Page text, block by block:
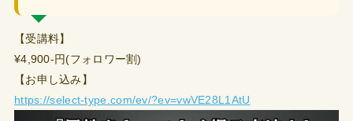
【受講料】
¥4,900-円(フォロワー割)
【お申し込み】
https://select-type.com/ev/?ev=vwVE28L1AtU